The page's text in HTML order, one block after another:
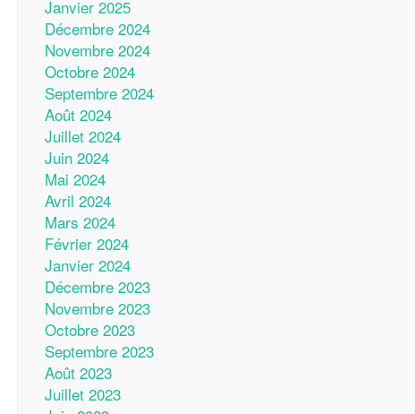
Janvier 2025
Décembre 2024
Novembre 2024
Octobre 2024
Septembre 2024
Août 2024
Juillet 2024
Juin 2024
Mai 2024
Avril 2024
Mars 2024
Février 2024
Janvier 2024
Décembre 2023
Novembre 2023
Octobre 2023
Septembre 2023
Août 2023
Juillet 2023